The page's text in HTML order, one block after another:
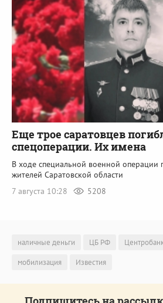
Еще трое саратовцев
спецоперации. Их имена
В ходе специальной военной операции
жителей Саратовской области
7 августа 10:28
5208
наличные деньги ЦБ РФ
мобилизация
Известия